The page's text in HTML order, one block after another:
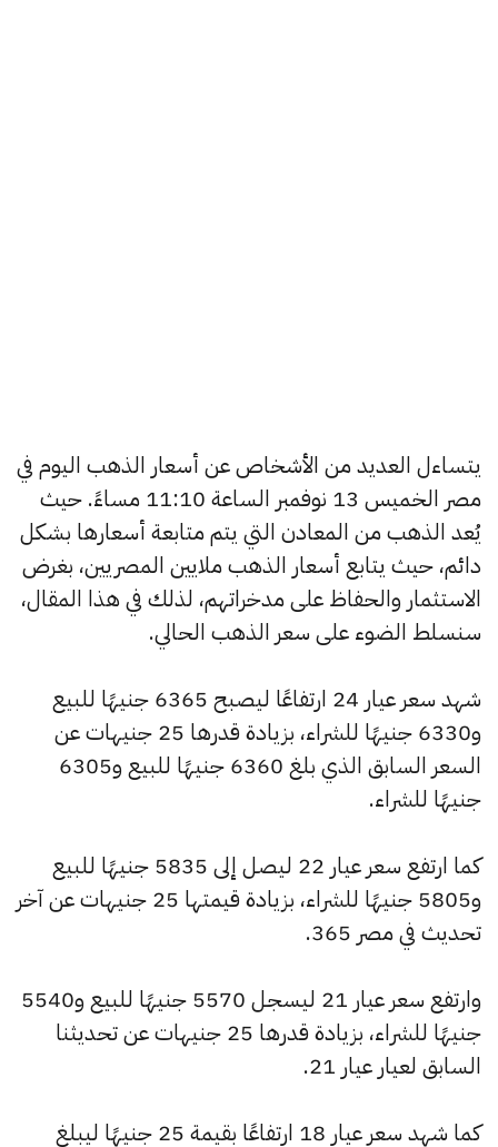
يتساءل العديد من الأشخاص عن أسعار الذهب اليوم في
مصر الخميس 13 نوفمبر الساعة 11:10 مساءً. حيث
يُعد الذهب من المعادن التي يتم متابعة أسعارها بشكل
دائم، حيث يتابع أسعار الذهب ملايين المصريين، بغرض
الاستثمار والحفاظ على مدخراتهم، لذلك في هذا المقال،
سنسلط الضوء على سعر الذهب الحالي.
شهد سعر عيار 24 ارتفاعًا ليصبح 6365 جنيهًا للبيع
و6330 جنيهًا للشراء، بزيادة قدرها 25 جنيهات عن
السعر السابق الذي بلغ 6360 جنيهًا للبيع و6305
جنيهًا للشراء.
كما ارتفع سعر عيار 22 ليصل إلى 5835 جنيهًا للبيع
و5805 جنيهًا للشراء، بزيادة قيمتها 25 جنيهات عن آخر
تحديث في مصر 365.
وارتفع سعر عيار 21 ليسجل 5570 جنيهًا للبيع و5540
جنيهًا للشراء، بزيادة قدرها 25 جنيهات عن تحديثنا
السابق لعيار عيار 21.
كما شهد سعر عيار 18 ارتفاعًا بقيمة 25 جنيهًا ليبلغ